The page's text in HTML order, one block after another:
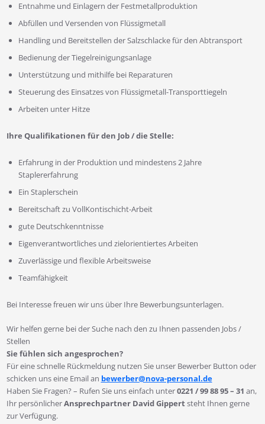
Entnahme und Einlagern der Festmetallproduktion
Abfüllen und Versenden von Flüssigmetall
Handling und Bereitstellen der Salzschlacke für den Abtransport
Bedienung der Tiegelreinigungsanlage
Unterstützung und mithilfe bei Reparaturen
Steuerung des Einsatzes von Flüssigmetall-Transporttiegeln
Arbeiten unter Hitze
Ihre Qualifikationen für den Job / die Stelle:
Erfahrung in der Produktion und mindestens 2 Jahre
Staplererfahrung
Ein Staplerschein
Bereitschaft zu VollKontischicht-Arbeit
gute Deutschkenntnisse
Eigenverantwortliches und zielorientiertes Arbeiten
Zuverlässige und flexible Arbeitsweise
Teamfähigkeit
Bei Interesse freuen wir uns über Ihre Bewerbungsunterlagen.
Wir helfen gerne bei der Suche nach den zu Ihnen passenden Jobs /
Stellen
Sie fühlen sich angesprochen?
Für eine schnelle Rückmeldung nutzen Sie unser Bewerber Button oder
schicken uns eine Email an bewerber@nova-personal.de
Haben Sie Fragen? – Rufen Sie uns einfach unter0221 / 99 88 95 – 31 an,
Ihr persönlicherAnsprechpartner David Gippertsteht Ihnen gerne
zur Verfügung.